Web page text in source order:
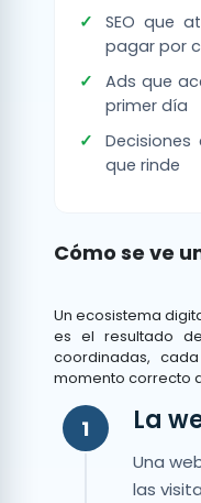
SEO que
pagar por
Ads que
primer día
que rinde
Cómo se ve
Un ecosistema
es el resultado
coordinadas,
momento correcto
1 La
Una
las